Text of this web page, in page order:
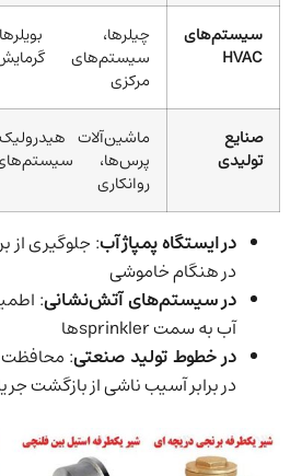
سیستم‌های
HVAC
چیلرها،
سیستم‌های
مرکزی
صنایع
تولیدی
ماشین‌آلات
پرس‌ها،
روانکاری
در ایستگاه پمپاژ آب: جلوگیری
در هنگام خاموشی
در سیستم‌های آتش‌نشانی:
آب به سمت sprinklerها
در خطوط تولید صنعتی: محافظت
در برابر آسیب ناشی از بازگشت